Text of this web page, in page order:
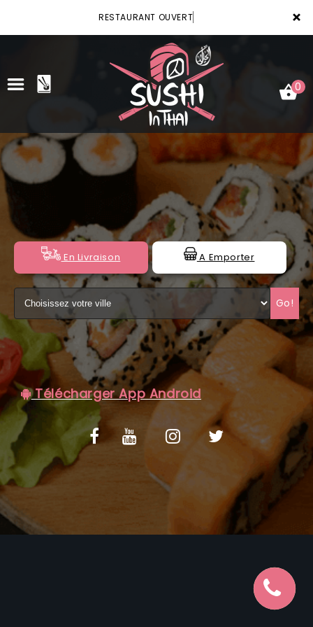
×
RESTAURANT OUVERT
ACCUEIL
VOTRE COMPTE
NOTRE RESTAURANT
VOS AVIS
MENTIONS LÉGALES
C.G.V
0
En Livraison A Emporter
Go!
Télécharger App Android